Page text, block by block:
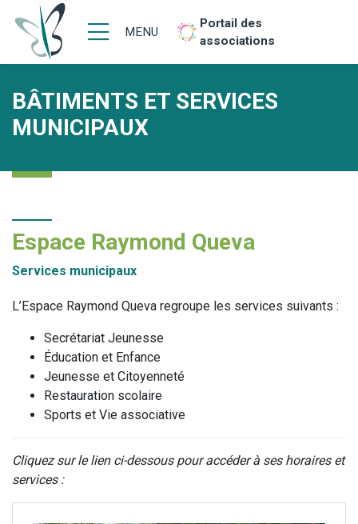
MENU
Portail des
associations
BÂTIMENTS ET SERVICES
MUNICIPAUX
Espace Raymond Queva
Services municipaux
L’Espace Raymond Queva regroupe les services suivants :
Secrétariat Jeunesse
Éducation et Enfance
Jeunesse et Citoyenneté
Restauration scolaire
Sports et Vie associative
Cliquez sur le lien ci-dessous pour accéder à ses horaires et
services :